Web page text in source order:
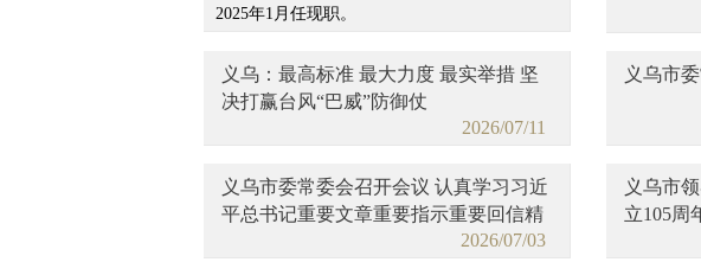
2025年1月任现职。
义乌：最高标准 最大力度 最实举措 坚
决打赢台风“巴威”防御仗
2026/07/11
义乌市
义乌市委常委会召开会议 认真学习习近
平总书记重要文章重要指示重要回信精
2026/07/03
义乌市
立105周